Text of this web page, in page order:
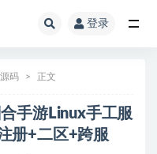
登录
码 正文
手游Linux手工服
册+二区+跨服